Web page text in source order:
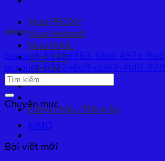
Mua PROXY
Mua Hotmail
Mua MAIL
Mua VPS
Liên Hệ
Đăng nhập / Đăng ký
admin
account-5129d363-fded-497e-
account-b332e6a9-da62-4bf0-
Chuyên mục
MMO
Bài viết mới